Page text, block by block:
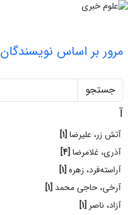
مرور بر اساس نویسندگان
جستجو
آ
آتش زر، علیرضا [1]
آذری، غلامرضا [4]
آراسته‌فرد، زهره [1]
آرخی، حاجی محمد [1]
آزاد، ناصر [1]